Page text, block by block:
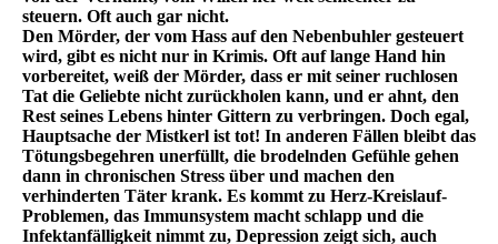
steuern. Oft auch gar nicht.
Den Mörder, der vom Hass auf den Nebenbuhler gesteuert
wird, gibt es nicht nur in Krimis. Oft auf lange Hand hin
vorbereitet, weiß der Mörder, dass er mit seiner ruchlosen
Tat die Geliebte nicht zurückholen kann, und er ahnt, den
Rest seines Lebens hinter Gittern zu verbringen. Doch egal,
Hauptsache der Mistkerl ist tot! In anderen Fällen bleibt das
Tötungsbegehren unerfüllt, die brodelnden Gefühle gehen
dann in chronischen Stress über und machen den
verhinderten Täter krank. Es kommt zu Herz-Kreislauf-
Problemen, das Immunsystem macht schlapp und die
Infektanfälligkeit nimmt zu, Depression zeigt sich, auch